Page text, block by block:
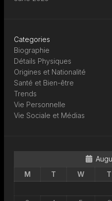
Categories
Biographie
Détails Physiques
Origines et Nationalité
Santé et Bien-être
Trends
Vie Personnelle
Vie Sociale et Médias
M
T W T